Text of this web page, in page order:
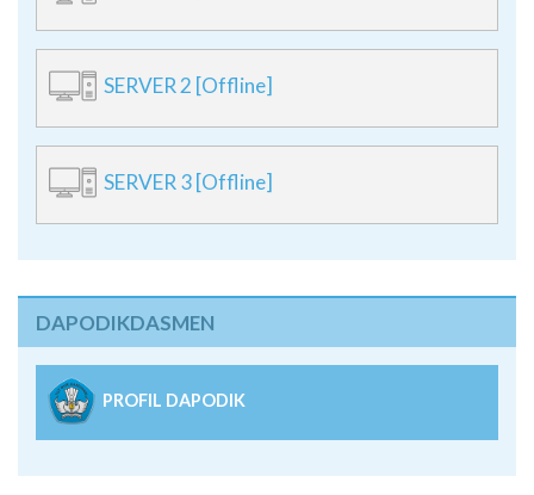
SERVER 2 [Offline]
SERVER 3 [Offline]
DAPODIKDASMEN
PROFIL DAPODIK